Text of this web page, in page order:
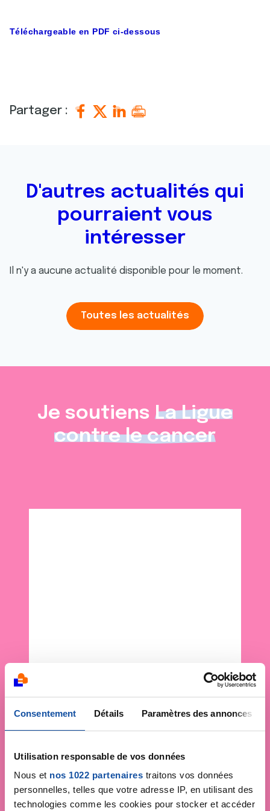
Consentement Détails Paramètres des annonces
Utilisation responsable de vos données
Nous et nos 1022 partenaires traitons vos données
personnelles, telles que votre adresse IP, en utilisant des
technologies comme les cookies pour stocker et accéder
Téléchargeable en PDF ci-dessous
Partager :
D'autres actualités qui
pourraient vous
intéresser
Il n'y a aucune actualité disponible pour le moment.
Toutes les actualités
Je soutiens La Ligue
contre le cancer